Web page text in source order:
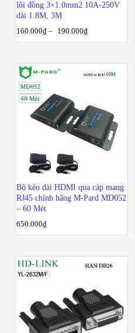
lõi đồng 3×1.0mm2 10A-250V
dài 1.8M, 3M
160.000₫ – 190.000₫
Bộ kéo dài HDMI qua cáp mạng
RJ45 chính hãng M-Pard MD052
– 60 Mét
650.000₫